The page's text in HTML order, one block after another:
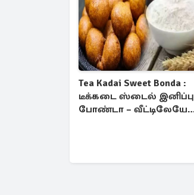
Tea Kadai Sweet Bonda :
டீக்கடை ஸ்டைல் இனிப்பு
போண்டா – வீட்டிலேயே